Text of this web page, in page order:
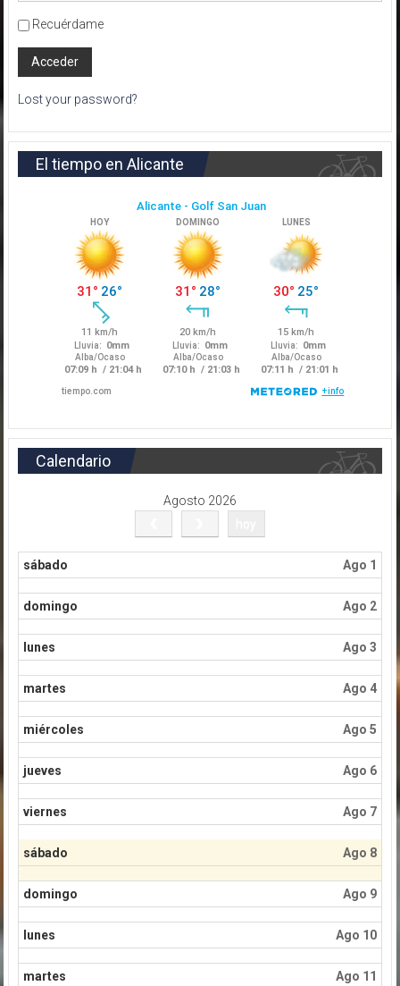
Recuérdame
Lost your password?
El tiempo en Alicante
Calendario
Agosto 2026
sábado Ago 1
domingo Ago 2
lunes Ago 3
martes Ago 4
miércoles Ago 5
jueves Ago 6
viernes Ago 7
sábado Ago 8
domingo Ago 9
lunes Ago 10
martes Ago 11